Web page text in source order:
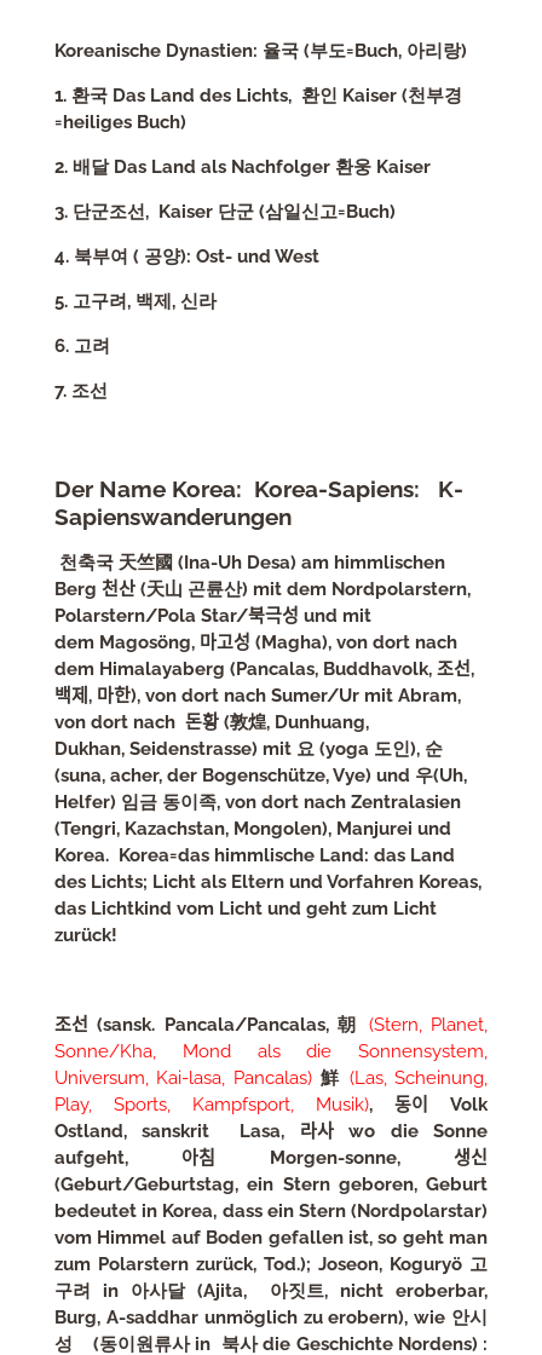
Koreanische Dynastien: 율국 (부도=Buch, 아리랑)
1. 환국 Das Land des Lichts, 환인 Kaiser (천부경
=heiliges Buch)
2. 배달 Das Land als Nachfolger 환웅 Kaiser
3. 단군조선, Kaiser 단군 (삼일신고=Buch)
4. 북부여 ( 공양): Ost- und West
5. 고구려, 백제, 신라
6. 고려
7. 조선
Der Name Korea: Korea-Sapiens: K-
Sapienswanderungen
천축국 天竺國 (Ina-Uh Desa) am himmlischen
Berg 천산 (天山 곤륜산) mit dem Nordpolarstern,
Polarstern/Pola Star/북극성 und mit
dem Magosöng, 마고성 (Magha), von dort nach
dem Himalayaberg (Pancalas, Buddhavolk, 조선,
백제, 마한), von dort nach Sumer/Ur mit Abram,
von dort nach 돈황 (敦煌, Dunhuang,
Dukhan, Seidenstrasse) mit 요 (yoga 도인), 순
(suna, acher, der Bogenschütze, Vye) und 우(Uh,
Helfer) 임금 동이족, von dort nach Zentralasien
(Tengri, Kazachstan, Mongolen), Manjurei und
Korea. Korea=das himmlische Land: das Land
des Lichts; Licht als Eltern und Vorfahren Koreas,
das Lichtkind vom Licht und geht zum Licht
zurück!
조선 (sansk. Pancala/Pancalas, 朝 (Stern, Planet,
Sonne/Kha, Mond als die Sonnensystem,
Universum, Kai-lasa, Pancalas)鮮 (Las, Scheinung,
Play, Sports, Kampfsport, Musik), 동이 Volk
Ostland,sanskrit Lasa, 라사 wo die Sonne
aufgeht, 아침 Morgen-sonne, 생신
(Geburt/Geburtstag, ein Stern geboren, Geburt
bedeutet in Korea, dass ein Stern (Nordpolarstar)
vom Himmel auf Boden gefallen ist, so geht man
zum Polarstern zurück, Tod.); Joseon, Koguryö 고
구려 in 아사달 (Ajita, 아짓트, nicht eroberbar,
Burg, A-saddhar unmöglich zu erobern), wie 안시
성 (동이원류사 in 북사 die Geschichte Nordens) :